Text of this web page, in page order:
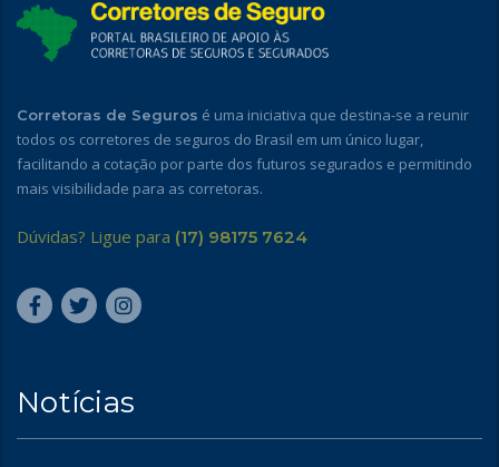
Corretoras de Seguros é uma iniciativa que destina-se a reunir
todos os corretores de seguros do Brasil em um único lugar,
facilitando a cotação por parte dos futuros segurados e permitindo
mais visibilidade para as corretoras.
Dúvidas? Ligue para (17) 98175 7624
Notícias